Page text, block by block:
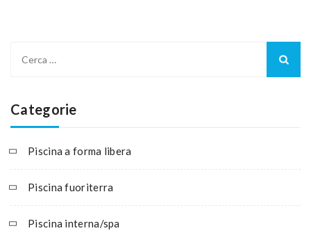
Categorie
Piscina a forma libera
Piscina fuoriterra
Piscina interna/spa